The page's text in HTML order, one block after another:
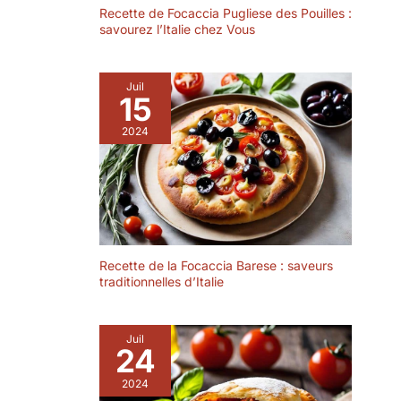
table. Bloque
efficacement les
taches, protège
parfaitement le
bureau et prolonge
sa durée de vie.
Facile à Nettoyer :
les tapis de trépied
en silicone sont
fabriqués en
silicone de qualité
BPA, antiadhésifs et
anti-salissures. Il
main et de le
suspendre pour le
sécher ou de le
passer au lave-
la surface en acier
inoxydable.
LIVRAISON : Vous
recevrez 4 pièces
cuillère à servir, taille
25cm/9.84in, les
cuillères ont un
manche plus long
pour votre
commodité, le
design
aérodynamique est
confortable à saisir.
Les aliments
facilement pris et
servis. C'est un
excellent choix de
couverts pour la
maison ou le
Recette de Focaccia Pugliese des Pouilles :
savourez l’Italie chez Vous
Juil
15
2024
Recette de la Focaccia Barese : saveurs
traditionnelles d’Italie
Juil
24
2024